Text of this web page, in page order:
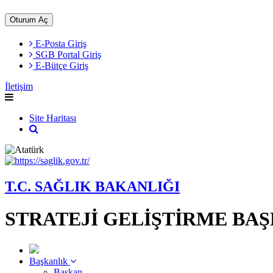
Oturum Aç
E-Posta Giriş
SGB Portal Giriş
E-Bütçe Giriş
İletişim
Site Haritası
T.C. SAĞLIK BAKANLIĞI
STRATEJİ GELİŞTİRME
Başkanlık